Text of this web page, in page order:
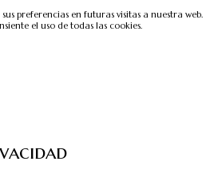
preferencias en futuras visitas a nuestra web.
el uso de todas las cookies.